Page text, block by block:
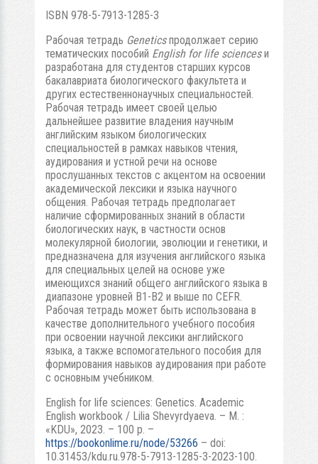
ISBN 978-5-7913-1285-3
Рабочая тетрадь Geneticsпродолжает серию
тематических пособий English for life sciencesи
разработана для студентов старших курсов
бакалавриата биологического факультета и
других естественнонаучных специальностей.
Рабочая тетрадь имеет своей целью
дальнейшее развитие владения научным
английским языком биологических
специальностей в рамках навыков чтения,
аудирования и устной речи на основе
прослушанных текстов с акцентом на освоении
академической лексики и языка научного
общения. Рабочая тетрадь предполагает
наличие сформированных знаний в области
биологических наук, в частности основ
молекулярной биологии, эволюции и генетики, и
предназначена для изучения английского языка
для специальных целей на основе уже
имеющихся знаний общего английского языка в
диапазоне уровней В1-В2 и выше по CEFR.
Рабочая тетрадь может быть использована в
качестве дополнительного учебного пособия
при освоении научной лексики английского
языка, а также вспомогательного пособия для
формирования навыков аудирования при работе
с основным учебником.
English for life sciences: Genetics. Academic
English workbook / Lilia Shevyrdyaeva. – М. :
«KDU», 2023. – 100 p. –
https://bookonlime.ru/node/53266 – doi:
10.31453/kdu.ru.978-5-7913-1285-3-2023-100.